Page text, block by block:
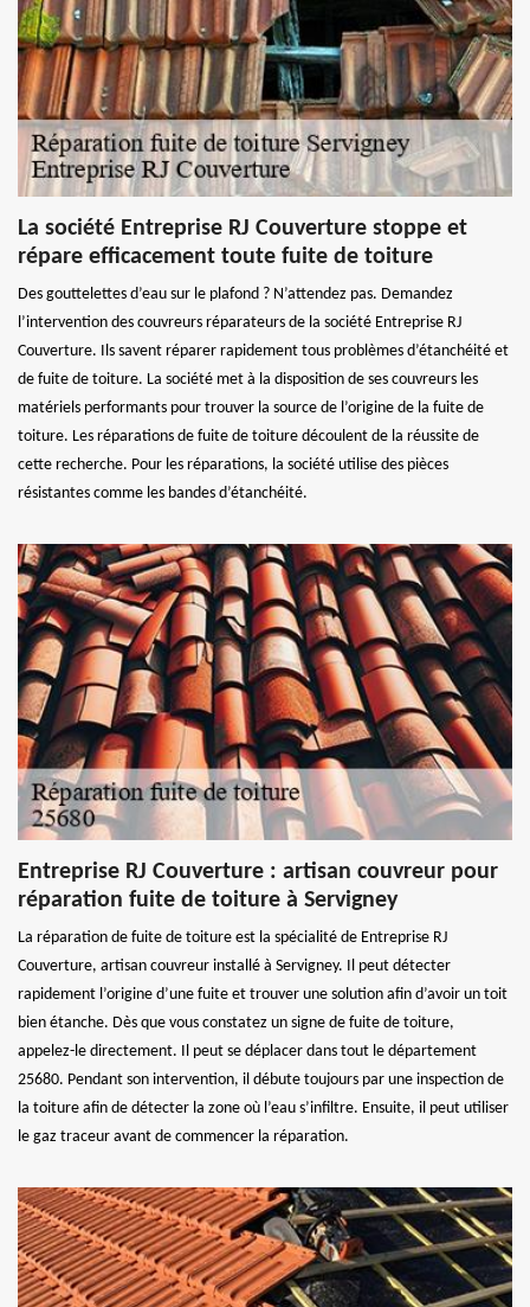
La société Entreprise RJ Couverture stoppe et
répare efficacement toute fuite de toiture
Des gouttelettes d’eau sur le plafond ? N’attendez pas. Demandez
l’intervention des couvreurs réparateurs de la société Entreprise RJ
Couverture. Ils savent réparer rapidement tous problèmes d’étanchéité et
de fuite de toiture. La société met à la disposition de ses couvreurs les
matériels performants pour trouver la source de l’origine de la fuite de
toiture. Les réparations de fuite de toiture découlent de la réussite de
cette recherche. Pour les réparations, la société utilise des pièces
résistantes comme les bandes d’étanchéité.
Entreprise RJ Couverture : artisan couvreur pour
réparation fuite de toiture à Servigney
La réparation de fuite de toiture est la spécialité de Entreprise RJ
Couverture, artisan couvreur installé à Servigney. Il peut détecter
rapidement l’origine d’une fuite et trouver une solution afin d’avoir un toit
bien étanche. Dès que vous constatez un signe de fuite de toiture,
appelez-le directement. Il peut se déplacer dans tout le département
25680. Pendant son intervention, il débute toujours par une inspection de
la toiture afin de détecter la zone où l’eau s’infiltre. Ensuite, il peut utiliser
le gaz traceur avant de commencer la réparation.